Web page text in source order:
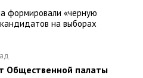
формировали «черную
на выборах
Общественной палаты